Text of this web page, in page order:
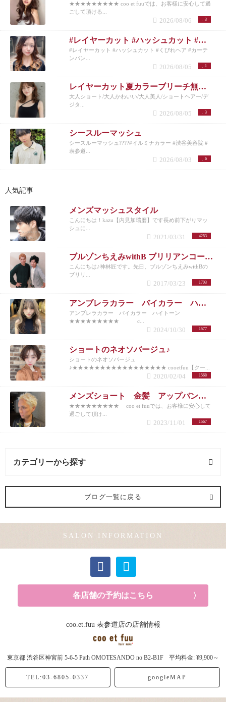
★★★★★★★★★ coo et fuuでは、お客様に安心して過
ごして頂ける...
3
2026/08/06
#レイヤーカット #ハッシュカット #くびれヘア #カーテンバング #インナーカラー
#レイヤーカット #ハッシュカット #くびれヘア #カーテ
ンバン...
1
2026/08/05
レイヤーカット夏カラーブリーチ無しカラー
大人ショート/大人かわいい/大人美人/ショートヘアー/デ
ジタ...
3
2026/08/05
シースルーマッシュ
シースルーマッシュ????#イルミナカラー #渋谷美容院 #
表参道...
6
2026/08/03
人気記事
メンズマッシュスタイル
こんにちは！kazu【内見加瑞磨】です長め前下がりマッ
シュに...
4283
2021/03/31
ブルゾンちえみwithB ブリリアンコージ君♪
こんにちは♪神林匠です。先日、ブルゾンちえみwithBの
ブリリ...
1703
2017/03/23
アンブレラカラー バイカラー ハイトーン
アンブレラカラー バイカラー ハイトーン
★★★★★★★★★ c...
1577
2024/10/30
ショートのネオソバージュ♪
ショートのネオソバージュ
♪★★★★★★★★★★★★★★★★★ cooetfuu【クー...
1568
2020/02/04
メンズショート 金髪 アップバング 10代20代30代40代50代
★★★★★★★★★ coo et fuuでは、お客様に安心して
過ごして頂け...
1567
2023/11/01
カテゴリーから探す
ヘアメイク (1記事)
ブログ一覧に戻る
SALON INFORMATION
各店舗の予約はこちら
coo.et.fuu 表参道店の店舗情報
東京都 渋谷区神宮前 5-6-5 Path OMOTESANDO no B2-B1F 平均料金: ¥9,900～
TEL:03-6805-0337 googleMAP